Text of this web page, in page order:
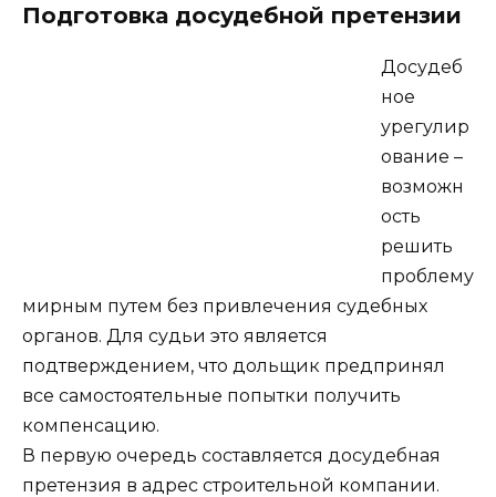
Подготовка досудебной претензии
Досудеб
ное
урегулир
ование –
возможн
ость
решить
проблему
мирным путем без привлечения судебных
органов. Для судьи это является
подтверждением, что дольщик предпринял
все самостоятельные попытки получить
компенсацию.
В первую очередь составляется досудебная
претензия в адрес строительной компании.